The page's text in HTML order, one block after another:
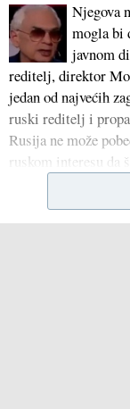
Njegova
mogla bi
javnom
reditelj, direktor
jedan od najvećih
ruski reditelj i
Rusija ne može
ruskom interesu da